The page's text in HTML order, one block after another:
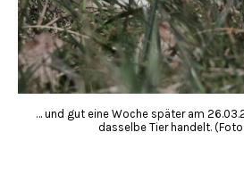
… und gut eine Woche später am
dasselbe Tier handelt.